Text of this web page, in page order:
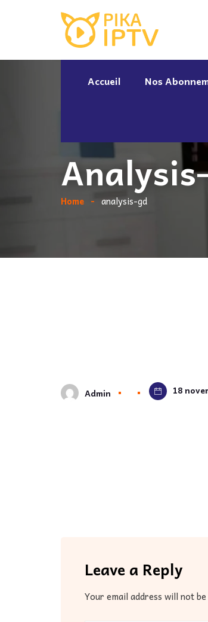
Accueil Nos
Home analysis-gd
Admin 18
Leave a Reply
Your email address will not